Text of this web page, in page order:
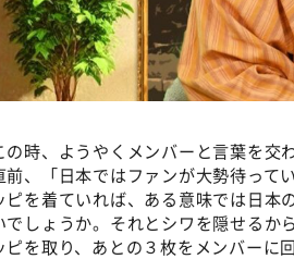
の時、ようやくメンバーと言葉を交
前、「日本ではファンが大勢待って
ピを着ていれば、ある意味では日本
でしょうか。それとシワを隠せるか
ピを取り、あとの３枚をメンバーに